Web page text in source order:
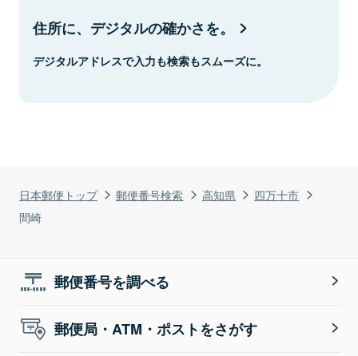
日本郵便トップ 郵便番号検索 高知県
四万十市
間崎
住所に、デジタルの確かさを。
デジタルアドレスで入力も検索もスムーズに。
郵便番号を調べる
郵便局・ATM・ポストをさがす